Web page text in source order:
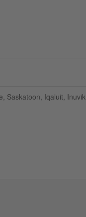
Saskatoon, Iqaluit, Inuvik